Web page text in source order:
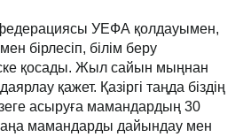
УЕФА қолдауымен,
бірлесіп, білім беру
қосады. Жыл сайын мыңнан
қажет. Қазіргі таңда біздің
асыруға мамандардың 30
мамандарды дайындау мен